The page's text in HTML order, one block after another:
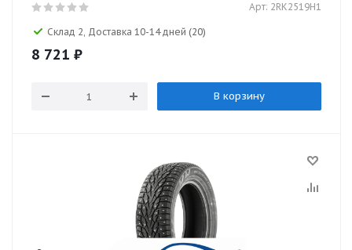
Арт: 2RK2519H1
Склад 2, Доставка 10-14 дней (20)
8 721 ₽
В корзину